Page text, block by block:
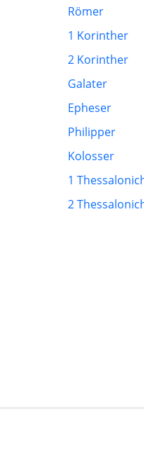
Römer
1 Korinther
2 Korinther
Galater
Epheser
Philipper
Kolosser
1
2